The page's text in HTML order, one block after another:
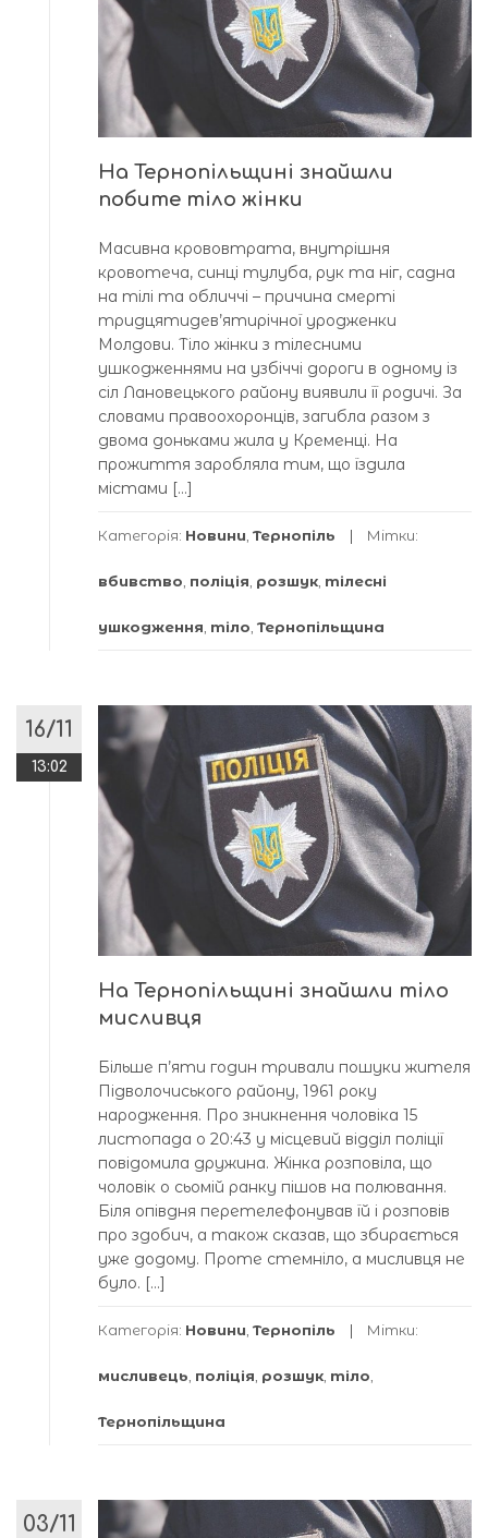
На Тернопільщині знайшли
побите тіло жінки
Масивна крововтрата, внутрішня
кровотеча, синці тулуба, рук та ніг, садна
на тілі та обличчі – причина смерті
тридцятидев’ятирічної уродженки
Молдови. Тіло жінки з тілесними
ушкодженнями на узбіччі дороги в одному із
сіл Лановецького району виявили її родичі. За
словами правоохоронців, загибла разом з
двома доньками жила у Кременці. На
прожиття заробляла тим, що їздила
містами […]
Категорія: Новини Тернопіль Мітки:
вбивство поліція розшук тілесні
ушкодження тіло Тернопільщина
16/11
13:02
На Тернопільщині знайшли тіло
мисливця
Більше п’яти годин тривали пошуки жителя
Підволочиського району, 1961 року
народження. Про зникнення чоловіка 15
листопада о 20:43 у місцевий відділ поліції
повідомила дружина. Жінка розповіла, що
чоловік о сьомій ранку пішов на полювання.
Біля опівдня перетелефонував їй і розповів
про здобич, а також сказав, що збирається
уже додому. Проте стемніло, а мисливця не
було. […]
Категорія: Новини Тернопіль Мітки:
мисливець поліція розшук тіло
Тернопільщина
03/11